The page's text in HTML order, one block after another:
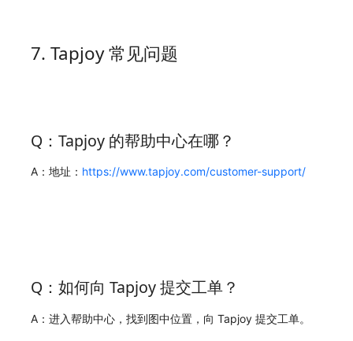
7. Tapjoy 常见问题
Q：Tapjoy 的帮助中心在哪？
A：地址： https://www.tapjoy.com/customer-support/
Q：如何向 Tapjoy 提交工单？
A：进入帮助中心，找到图中位置，向 Tapjoy 提交工单。